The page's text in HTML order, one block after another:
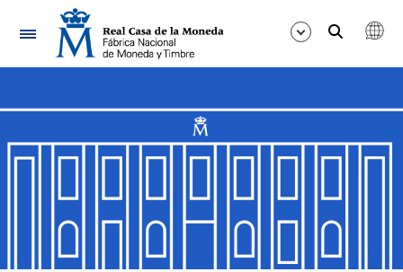
Navigation
Show/Hide
Show/Hide
Show/Hide